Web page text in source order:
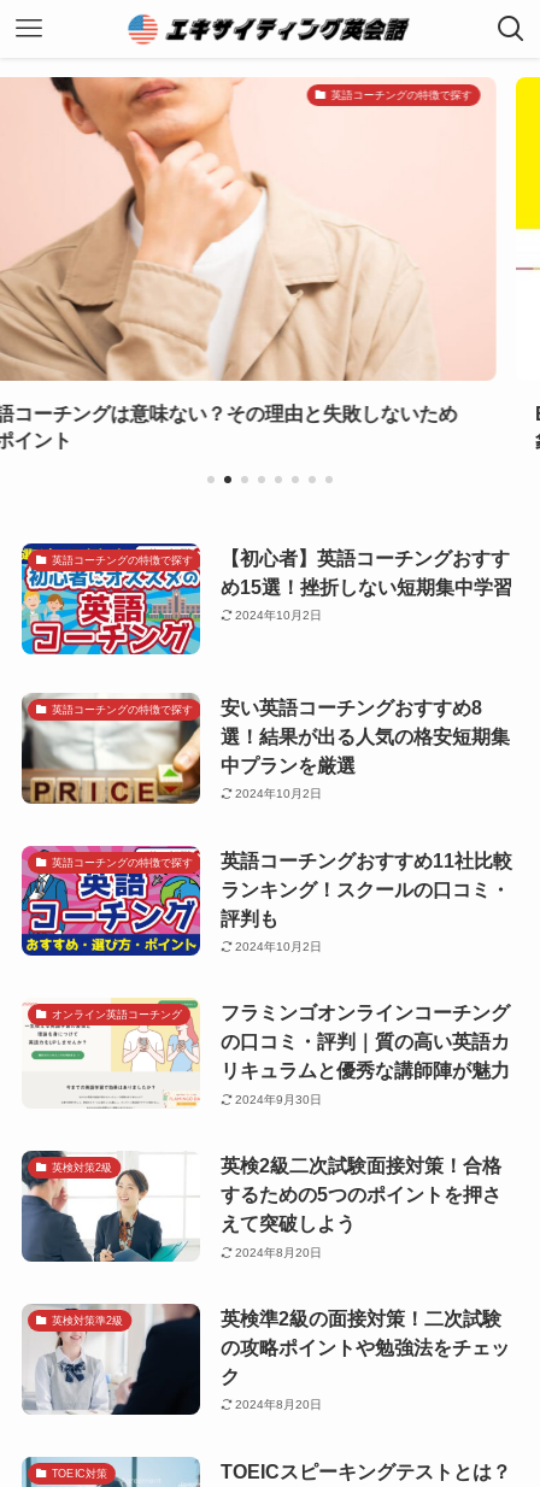
英語コーチングの特徴で探す
ない？その理由と失敗しないため
ECCジュニアと
象年齢など徹底
英語コーチングの特徴で探す
【初心者】英語コーチングおすす
め15選！挫折しない短期集中学習
2024年10月2日
英語コーチングの特徴で探す
安い英語コーチングおすすめ8
選！結果が出る人気の格安短期集
中プランを厳選
2024年10月2日
英語コーチングの特徴で探す
英語コーチングおすすめ11社比較
ランキング！スクールの口コミ・
評判も
2024年10月2日
オンライン英語コーチング
フラミンゴオンラインコーチング
の口コミ・評判｜質の高い英語カ
リキュラムと優秀な講師陣が魅力
2024年9月30日
英検対策2級
英検2級二次試験面接対策！合格
するための5つのポイントを押さ
えて突破しよう
2024年8月20日
英検対策準2級
英検準2級の面接対策！二次試験
の攻略ポイントや勉強法をチェッ
ク
2024年8月20日
TOEIC対策
TOEICスピーキングテストとは？